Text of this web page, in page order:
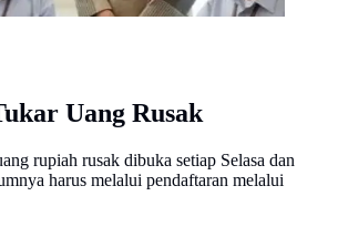
Uang Rusak
rupiah rusak dibuka setiap Selasa dan
harus melalui pendaftaran melalui